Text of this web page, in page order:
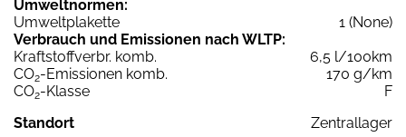
Umweltnormen:
Umweltplakette
1 (None)
Verbrauch und Emissionen nach WLTP:
Kraftstoffverbr. komb.
6,5 l/100km
CO2-Emissionen komb.
170 g/km
CO2-Klasse
F
Standort
Zentrallager